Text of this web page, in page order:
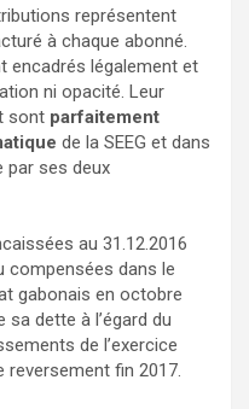
représentent
à chaque abonné.
encadrés légalement et
ni opacité. Leur
sont parfaitement
de la SEEG et dans
par ses deux
au 31.12.2016
compensées dans le
gabonais en octobre
sa dette à l’égard du
de l’exercice
reversement fin 2017.